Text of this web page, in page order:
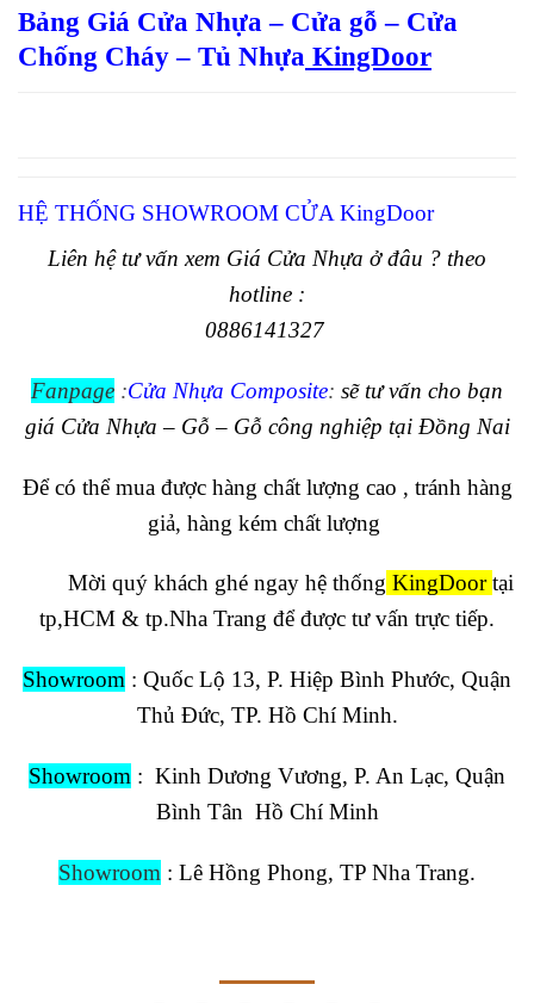
Bảng Giá Cửa Nhựa – Cửa gỗ – Cửa
Chống Cháy – Tủ Nhựa KingDoor
HỆ THỐNG SHOWROOM CỬA KingDoor
Liên hệ tư vấn xem Giá Cửa Nhựa ở đâu ? theo
hotline :
0886141327
Fanpage :Cửa Nhựa Composite: sẽ tư vấn cho bạn
giá Cửa Nhựa – Gỗ – Gỗ công nghiệp tại Đồng Nai
Để có thể mua được hàng chất lượng cao , tránh hàng
giả, hàng kém chất lượng
Mời quý khách ghé ngay hệ thống KingDoor tại
tp,HCM & tp.Nha Trang để được tư vấn trực tiếp.
Showroom : Quốc Lộ 13, P. Hiệp Bình Phước, Quận
Thủ Đức, TP. Hồ Chí Minh.
Showroom : Kinh Dương Vương, P. An Lạc, Quận
Bình Tân Hồ Chí Minh
Showroom : Lê Hồng Phong, TP Nha Trang.